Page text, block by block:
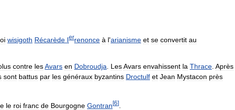
wisigoth Récarède Ierrenonce à l'arianisme et se convertit au
contre lesAvars en Dobroudja LesAvars envahissent la Thrace Après
sont battus par les généraux byzantins Droctulf et Jean Mystacon près
le roi franc de Bourgogne Gontran [6]